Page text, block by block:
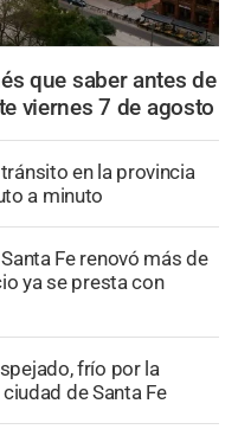
que saber antes de
viernes 7 de agosto
tránsito en la provincia
a minuto
Santa Fe renovó más de
ya se presta con
frío por la
de Santa Fe